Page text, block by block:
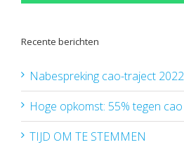
Recente berichten
Nabespreking cao-traject 2022
Hoge opkomst: 55% tegen cao
TIJD OM TE STEMMEN